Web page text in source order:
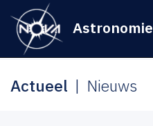
Astronomie
Actueel Nieuws